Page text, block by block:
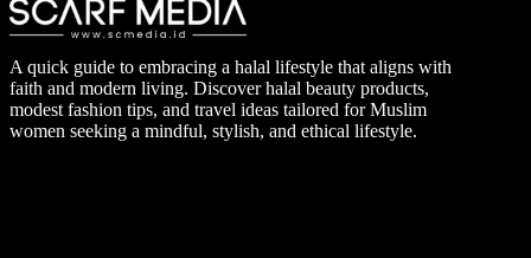
A quick guide to embracing a halal lifestyle that aligns with
faith and modern living. Discover halal beauty products,
modest fashion tips, and travel ideas tailored for Muslim
women seeking a mindful, stylish, and ethical lifestyle.